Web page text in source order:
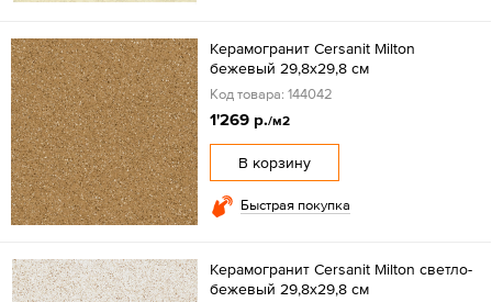
Керамогранит Cersanit Milton
бежевый 29,8x29,8 см
Код товара: 144042
1'269 р./м2
В корзину
Быстрая покупка
Керамогранит Cersanit Milton светло-
бежевый 29,8x29,8 см